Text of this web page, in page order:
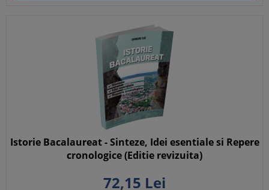
Istorie Bacalaureat - Sinteze, Idei esentiale si Repere
cronologice (Editie revizuita)
72,15 Lei